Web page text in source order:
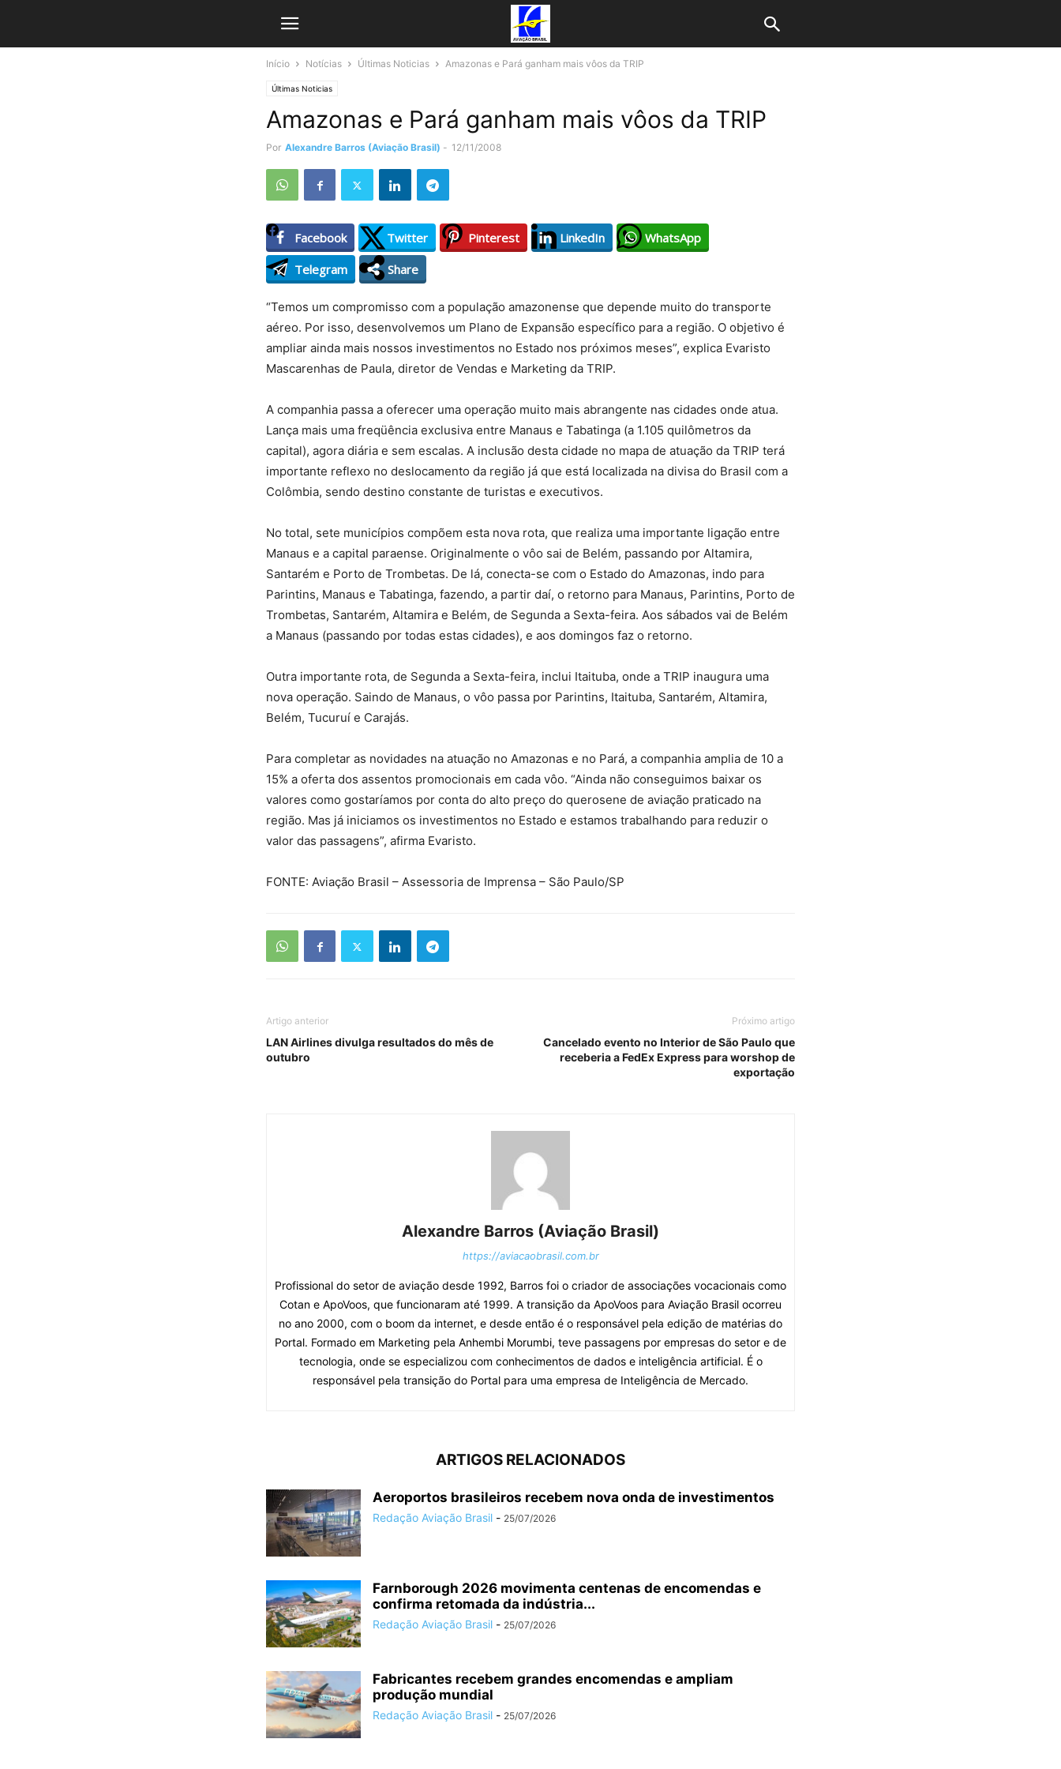
Início Notícias Últimas Noticias Amazonas e Pará ganham mais vôos da TRIP
Últimas Noticias
Amazonas e Pará ganham mais vôos da TRIP
Por Alexandre Barros (Aviação Brasil) - 12/11/2008
Facebook Twitter Pinterest LinkedIn
WhatsApp
Telegram
Share
“Temos um compromisso com a população amazonense que depende muito do transporte
aéreo. Por isso, desenvolvemos um Plano de Expansão específico para a região. O objetivo é
ampliar ainda mais nossos investimentos no Estado nos próximos meses”, explica Evaristo
Mascarenhas de Paula, diretor de Vendas e Marketing da TRIP.
A companhia passa a oferecer uma operação muito mais abrangente nas cidades onde atua.
Lança mais uma freqüência exclusiva entre Manaus e Tabatinga (a 1.105 quilômetros da
capital), agora diária e sem escalas. A inclusão desta cidade no mapa de atuação da TRIP terá
importante reflexo no deslocamento da região já que está localizada na divisa do Brasil com a
Colômbia, sendo destino constante de turistas e executivos.
No total, sete municípios compõem esta nova rota, que realiza uma importante ligação entre
Manaus e a capital paraense. Originalmente o vôo sai de Belém, passando por Altamira,
Santarém e Porto de Trombetas. De lá, conecta-se com o Estado do Amazonas, indo para
Parintins, Manaus e Tabatinga, fazendo, a partir daí, o retorno para Manaus, Parintins, Porto de
Trombetas, Santarém, Altamira e Belém, de Segunda a Sexta-feira. Aos sábados vai de Belém
a Manaus (passando por todas estas cidades), e aos domingos faz o retorno.
Outra importante rota, de Segunda a Sexta-feira, inclui Itaituba, onde a TRIP inaugura uma
nova operação. Saindo de Manaus, o vôo passa por Parintins, Itaituba, Santarém, Altamira,
Belém, Tucuruí e Carajás.
Para completar as novidades na atuação no Amazonas e no Pará, a companhia amplia de 10 a
15% a oferta dos assentos promocionais em cada vôo. “Ainda não conseguimos baixar os
valores como gostaríamos por conta do alto preço do querosene de aviação praticado na
região. Mas já iniciamos os investimentos no Estado e estamos trabalhando para reduzir o
valor das passagens”, afirma Evaristo.
FONTE: Aviação Brasil – Assessoria de Imprensa – São Paulo/SP
Artigo anterior
LAN Airlines divulga resultados do mês de
outubro
Próximo artigo
Cancelado evento no Interior de São Paulo que
receberia a FedEx Express para worshop de
exportação
Alexandre Barros (Aviação Brasil)
https://aviacaobrasil.com.br
Profissional do setor de aviação desde 1992, Barros foi o criador de associações vocacionais como
Cotan e ApoVoos, que funcionaram até 1999. A transição da ApoVoos para Aviação Brasil ocorreu
no ano 2000, com o boom da internet, e desde então é o responsável pela edição de matérias do
Portal. Formado em Marketing pela Anhembi Morumbi, teve passagens por empresas do setor e de
tecnologia, onde se especializou com conhecimentos de dados e inteligência artificial. É o
responsável pela transição do Portal para uma empresa de Inteligência de Mercado.
ARTIGOS RELACIONADOS
Aeroportos brasileiros recebem nova onda de investimentos
Redação Aviação Brasil - 25/07/2026
Farnborough 2026 movimenta centenas de encomendas e
confirma retomada da indústria...
Redação Aviação Brasil - 25/07/2026
Fabricantes recebem grandes encomendas e ampliam
produção mundial
Redação Aviação Brasil - 25/07/2026